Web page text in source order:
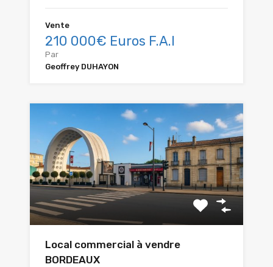
Vente
210 000€ Euros F.A.I
Par
Geoffrey DUHAYON
Local commercial à vendre
BORDEAUX